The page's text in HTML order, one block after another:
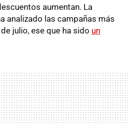
aumentan. La
analizado las campañas más
julio, ese que ha sido un